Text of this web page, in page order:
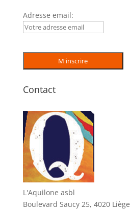
Adresse email:
Contact
L'Aquilone asbl
Boulevard Saucy 25, 4020 Liège